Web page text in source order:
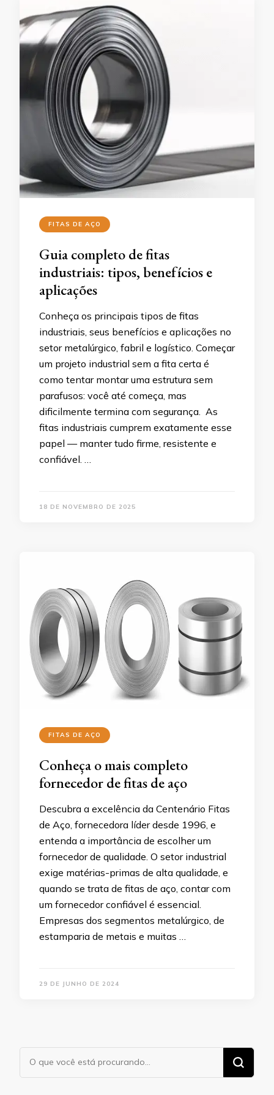
FITAS DE AÇO
Guia completo de fitas
industriais: tipos, benefícios e
aplicações
Conheça os principais tipos de fitas
industriais, seus benefícios e aplicações no
setor metalúrgico, fabril e logístico. Começar
um projeto industrial sem a fita certa é
como tentar montar uma estrutura sem
parafusos: você até começa, mas
dificilmente termina com segurança. As
fitas industriais cumprem exatamente esse
papel — manter tudo firme, resistente e
confiável. …
18 DE NOVEMBRO DE 2025
FITAS DE AÇO
Conheça o mais completo
fornecedor de fitas de aço
Descubra a excelência da Centenário Fitas
de Aço, fornecedora líder desde 1996, e
entenda a importância de escolher um
fornecedor de qualidade. O setor industrial
exige matérias-primas de alta qualidade, e
quando se trata de fitas de aço, contar com
um fornecedor confiável é essencial.
Empresas dos segmentos metalúrgico, de
estamparia de metais e muitas …
29 DE JUNHO DE 2024
Procurando
algo?